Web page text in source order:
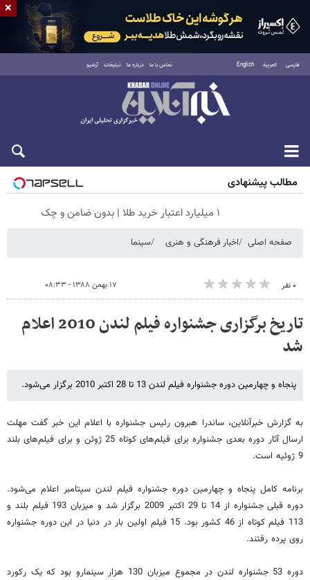
فارسی العربية English تماس با ما درباره ما تبلیغات آرشیو
شنبه ۱۷ مرداد ۱۴۰۵
مطالب پیشنهادی
۱ میلیارد اعتبار خرید طلا | بدون ضامن و چک
صفحه اصلی اخبار فرهنگی و هنری سینما
۰ نفر ۱۷ بهمن ۱۳۸۸ - ۰۸:۳۳
تاریخ برگزاری جشنواره فیلم لندن 2010 اعلام
شد
پنجاه و چهارمین دوره جشنواره فیلم لندن 13 تا 28 اکتبر 2010 برگزار می‌شود.
به گزارش خبرآنلاین، ساندرا هبرون رئیس جشنواره با اعلام این خبر گفت مهلت
ارسال آثار دوره بعدی جشنواره برای فیلم‌های کوتاه 25 ژوئن و برای فیلم‌های بلند
9 ژوئیه است.
برنامه کامل پنجاه و چهارمین دوره جشنواره فیلم لندن سپتامبر اعلام می‌شود.
دوره قبلی جشنواره از 14 تا 29 اکتبر 2009 برگزار شد و میزبان 193 فیلم بلند و
113 فیلم کوتاه از 46 کشور بود. 15 فیلم اولین بار در دنیا در این دوره جشنواره
روی پرده رفتند.
دوره 53 جشنواره لندن در مجموع میزبان 130 هزار سینمارو بود که یک رکورد
×